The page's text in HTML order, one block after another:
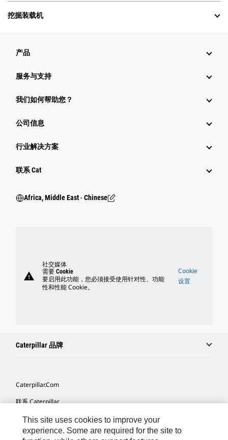
挖掘装载机
产品
服务与支持
我们如何帮助您？
公司信息
行业解决方案
行业
联系 Cat
Africa, Middle East ‧ Chinese
warning
社交媒体
需要 Cookie
要启用此功能，您必须接受使用针对性、功能
性和性能 Cookie。
Cookie
设置
Caterpillar 品牌
Caterpillar.com
联系 Caterpillar
我的营销首选项
站点地图
This site uses cookies to improve your
experience. Some are required for the site to